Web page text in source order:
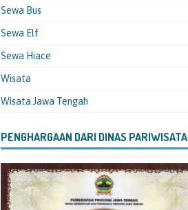
Sewa Bus
Sewa Elf
Sewa Hiace
Wisata
Wisata Jawa Tengah
PENGHARGAAN DARI DINAS PARIWISATA